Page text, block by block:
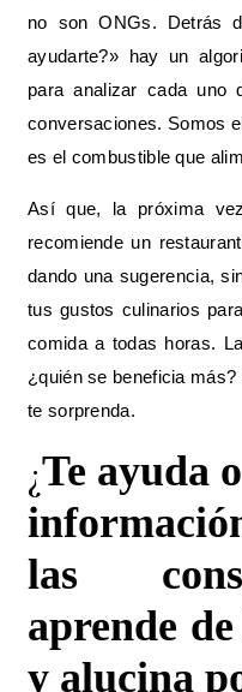
no son ONGs. Detrás
ayudarte?» hay un
para analizar cada uno
conversaciones. Somos
es el combustible que
Así que, la próxima
recomiende un
dando una sugerencia,
tus gustos culinarios
comida a todas horas.
¿quién se beneficia
te sorprenda.
¿Te ayuda
las
aprende
y alucina